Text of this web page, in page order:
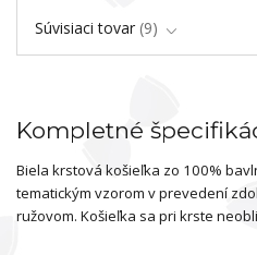
Súvisiaci tovar 9
Kompletné
Biela krstová košieľka zo 100%
tematickým vzorom v prevedení
ružovom. Košieľka sa pri krste